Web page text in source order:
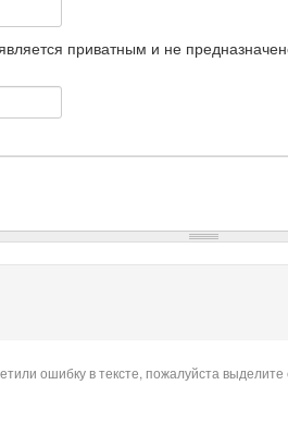
приватным и не
ошибку в тексте, пожалуйста